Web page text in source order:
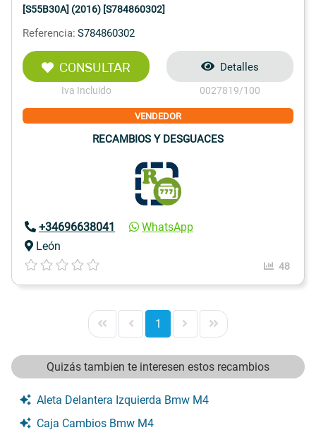
[S55B30A] (2016) [S784860302]
Referencia: S784860302
CONSULTAR
Iva Incluido
Detalles
0027819/100
VENDEDOR
RECAMBIOS Y DESGUACES
+34696638041
WhatsApp
León
48
1
Quizás tambien te interesen estos recambios
Aleta Delantera Izquierda Bmw M4
Caja Cambios Bmw M4